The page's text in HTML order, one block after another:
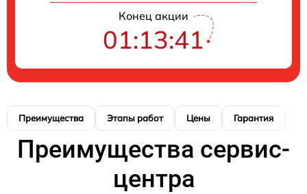
Конец акции
01:13:40
Преимущества Этапы работ Цены Гарантия
Преимущества сервис-
центра